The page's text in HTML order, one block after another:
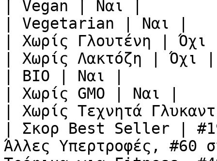
| Vegan | Nαι |
| Vegetarian | Nαι |
| Χωρίς Γλουτένη |
| Χωρίς Λακτόζη | Όχι |
| BIO | Ναι |
| Χωρίς GMO | Ναι |
| Χωρίς Τεχνητά
| Σκορ Best Seller |
Άλλες Υπερτροφές, #60